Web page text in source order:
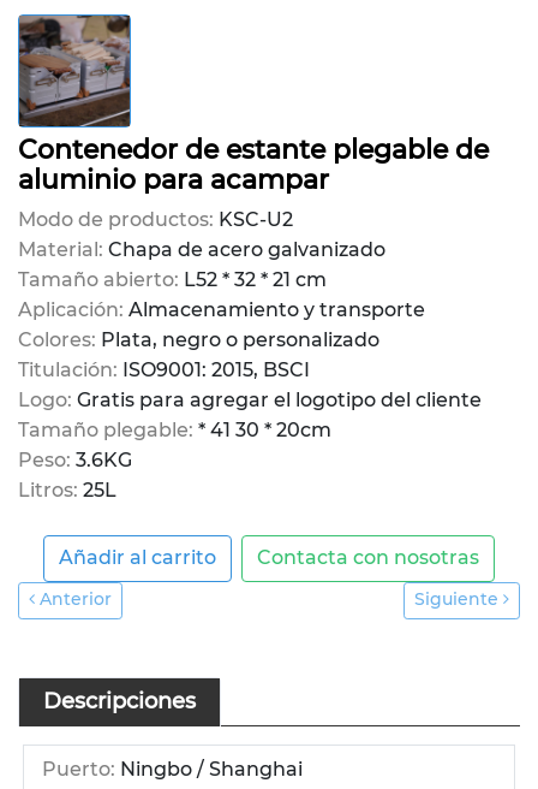
Contenedor de estante plegable de
aluminio para acampar
Modo de productos: KSC-U2
Material: Chapa de acero galvanizado
Tamaño abierto: L52 * 32 * 21 cm
Aplicación: Almacenamiento y transporte
Colores: Plata, negro o personalizado
Titulación:
ISO9001: 2015, BSCI
Logo: Gratis para agregar el logotipo del cliente
Tamaño plegable: * 41 30 * 20cm
Peso: 3.6KG
Litros: 25L
Añadir al carrito Contacta con nosotras
Anterior Siguiente
Descripciones
Puerto: Ningbo / Shanghai